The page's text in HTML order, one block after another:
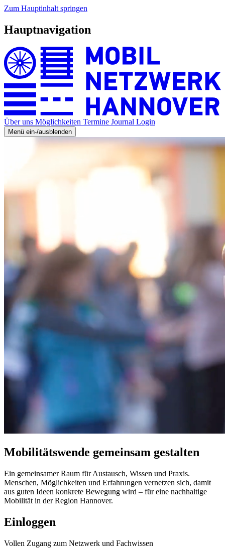
Zum Hauptinhalt springen
Hauptnavigation
Über uns Möglichkeiten Termine Journal Login
Menü ein-/ausblenden
Mobilitätswende gemeinsam gestalten
Ein gemeinsamer Raum für Austausch, Wissen und Praxis.
Menschen, Möglichkeiten und Erfahrungen vernetzen sich, damit
aus guten Ideen konkrete Bewegung wird – für eine nachhaltige
Mobilität in der Region Hannover.
Einloggen
Vollen Zugang zum Netzwerk und Fachwissen